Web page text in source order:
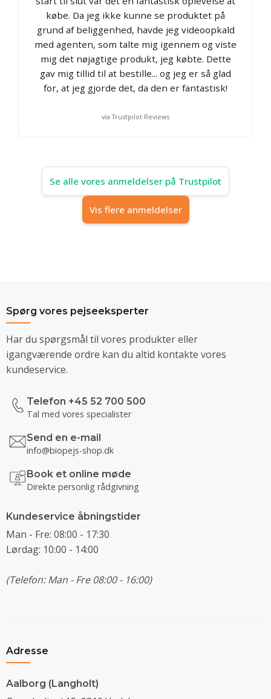
købe. Da jeg ikke kunne se produktet på
grund af beliggenhed, havde jeg videoopkald
med agenten, som talte mig igennem og viste
mig det nøjagtige produkt, jeg købte. Dette
gav mig tillid til at bestille... og jeg er så glad
for, at jeg gjorde det, da den er fantastisk!
via Trustpilot Reviews
Se alle vores anmeldelser på Trustpilot
Vis flere anmeldelser
Spørg vores pejseeksperter
Har du spørgsmål til vores produkter eller
igangværende ordre kan du altid kontakte vores
kundeservice.
Telefon +45 52 700 500
Tal med vores specialister
Send en e-mail
info@biopejs-shop.dk
Book et online møde
Direkte personlig rådgivning
Kundeservice åbningstider
Man - Fre: 08:00 - 17:30
Lørdag: 10:00 - 14:00
(Telefon: Man - Fre 08:00 - 16:00)
Adresse
Aalborg (Langholt)